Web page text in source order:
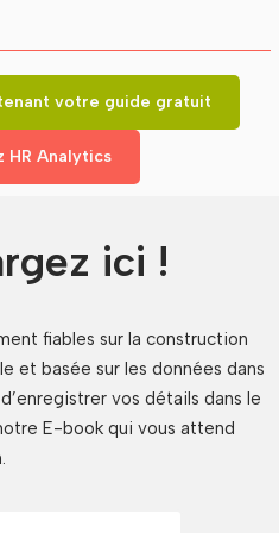
votre guide gratuit
HR Analytics
ici !
fiables sur la construction
et basée sur les données dans
vos détails dans le
E-book qui vous attend